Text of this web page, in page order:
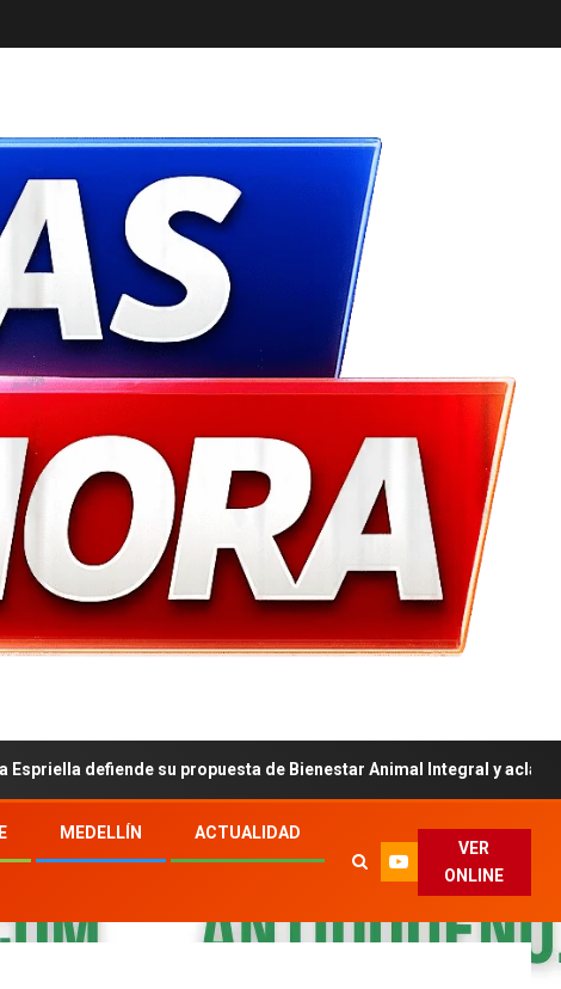
su propuesta de Bienestar Animal Integral y aclara polémicas
MEDELLÍN ACTUALIDAD
VER
ONLINE